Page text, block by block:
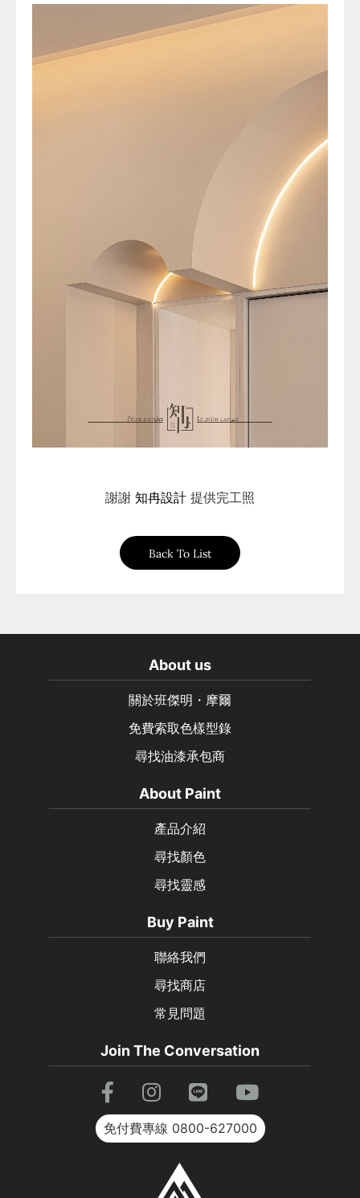
謝謝 知冉設計 提供完工照
Back To List
About us
關於班傑明・摩爾
免費索取色樣型錄
尋找油漆承包商
About Paint
產品介紹
尋找顏色
尋找靈感
Buy Paint
聯絡我們
尋找商店
常見問題
Join The Conversation
免付費專線 0800-627000